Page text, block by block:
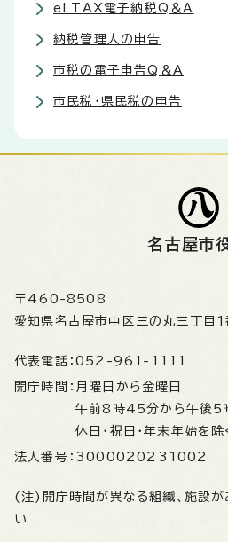
eLTAX電子納税Q＆A
納税管理人の申告
市税の電子申告Q＆A
市民税・県民税の申告
名古屋市
〒460-8508
愛知県名古屋市中区三の丸三丁目
代表電話： 052-961-1111
開庁時間： 月曜日から金曜日
午前8時45分から午後5
休日・祝日・年末年始を除
法人番号： 3000020231002
(注)開庁時間が異なる組織、施設が
い